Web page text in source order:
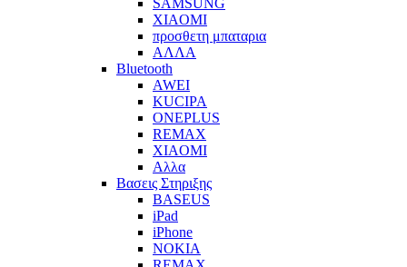
SAMSUNG
XIAOMI
προσθετη μπαταρια
ΑΛΛΑ
Bluetooth
AWEI
KUCIPA
ONEPLUS
REMAX
XIAOMI
Αλλα
Βασεις Στηριξης
BASEUS
iPad
iPhone
NOKIA